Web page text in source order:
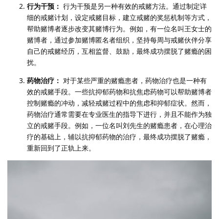
行为干预： 行为干预是另一种有效的戒赌方法。通过制定详
细的戒赌计划，设定戒赌目标，建立戒赌的奖惩机制等方式，
帮助赌博者逐步改变其赌博行为。例如，有一位名叫王女士的
赌博者，通过参加赌博匿名者组织，坚持每周与戒赌伙伴分享
自己的戒赌经历，互相监督、鼓励，最终成功摆脱了赌瘾的困
扰。
药物治疗： 对于某些严重的赌瘾患者，药物治疗也是一种有
效的戒赌手段。一些抗抑郁药物和抗焦虑药物可以帮助赌博者
控制赌瘾的冲动，减轻戒赌过程中的焦虑和抑郁症状。然而，
药物治疗通常需要在专业医生的指导下进行，并且不能作为独
立的戒赌手段。例如，一位名叫刘先生的赌瘾患者，在心理治
疗的基础上，辅以抗抑郁药物的治疗，最终成功摆脱了赌瘾，
重新回到了正轨上来。